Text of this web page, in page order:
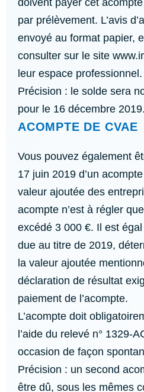
doivent payer cet
par prélèvement. L’avis
envoyé au format papier,
consulter sur le site
leur espace professionnel.
Précision : le solde sera
pour le 16 décembre 2019.
ACOMPTE DE CVAE
Vous pouvez également
17 juin 2019 d’un
valeur ajoutée des
acompte n’est à régler
excédé 3 000 €. Il est
due au titre de 2019,
la valeur ajoutée
déclaration de résultat
paiement de l’acompte.
L’acompte doit
l’aide du relevé n° 1329-
occasion de façon
Précision : un second
être dû, sous les mêmes